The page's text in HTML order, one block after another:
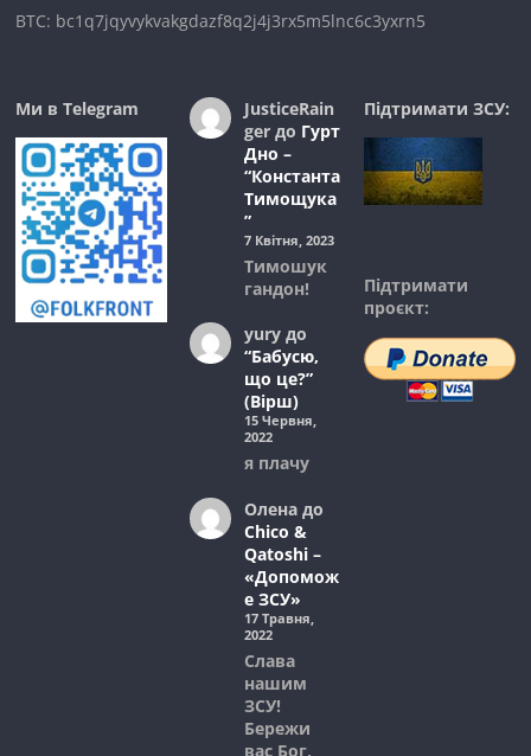
BTC: bc1q7jqyvykvakgdazf8q2j4j3rx5m5lnc6c3yxrn5
Ми в Telegram
JusticeRain
gerдо Гурт
Дно –
“Константа
Тимощука
”
7 Квітня, 2023
Тимошук
гандон!
yuryдо
“Бабусю,
що це?”
(Вірш)
15 Червня,
2022
я плачу
Оленадо
Chico &
Qatoshi –
«Допомож
е ЗСУ»
17 Травня,
2022
Слава
нашим
ЗСУ!
Бережи
вас Бог,
Підтримати ЗСУ:
Підтримати
проєкт: